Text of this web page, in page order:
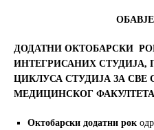
ДОДАТНИ ОКТОБАРСКИ
ИНТЕГРИСАНИХ СТУДИЈА,
ЦИКЛУСА СТУДИЈА ЗА СВЕ
МЕДИЦИНСКОГ ФАКУЛТЕТА
Октобарски додатни рок